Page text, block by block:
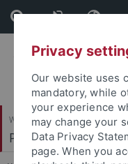
Skip
to
content
Skip
to
footer
Wirtschafts- und
Personal und
Privacy
Our website uses
mandatory, while
your experience
may change your
Data Privacy
page. When you